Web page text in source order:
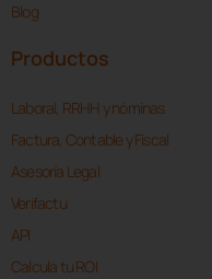
Blog
Productos
Laboral, RRHH y nóminas
Factura, Contable y Fiscal
Asesoría Legal
Verifactu
API
Calcula tu ROI